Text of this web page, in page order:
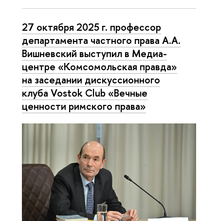
27 октября 2025 г. профессор
департамента частного права А.А.
Вишневский выступил в Медиа-
центре «Комсомольская правда»
на заседании дискуссионного
клуба Vostok Club «Вечные
ценности римского права»